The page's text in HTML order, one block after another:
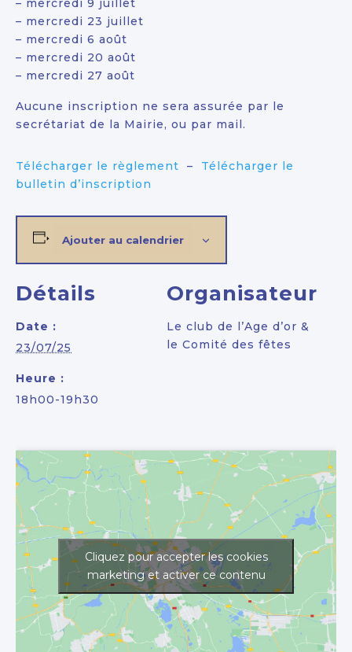
– mercredi 9 juillet
– mercredi 23 juillet
– mercredi 6 août
– mercredi 20 août
– mercredi 27 août
Aucune inscription ne sera assurée par le
secrétariat de la Mairie, ou par mail.
Télécharger le règlement – Télécharger le
bulletin d’inscription
Ajouter au calendrier
Détails
Date :
23/07/25
Heure :
18h00-19h30
Organisateur
Le club de l’Age d’or &
le Comité des fêtes
Cliquez pour accepter les cookies
marketing et activer ce contenu